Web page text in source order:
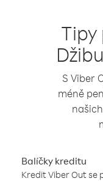
Tipy
S Viber
méně
Balíčky kreditu
Kredit Viber Out se